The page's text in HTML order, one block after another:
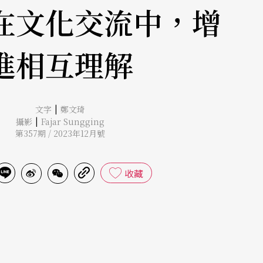
文化交流中，增
相互理解
文字 | 鄭文琦
攝影 | Fajar Sungging
第357期 / 2023年12月號
收藏